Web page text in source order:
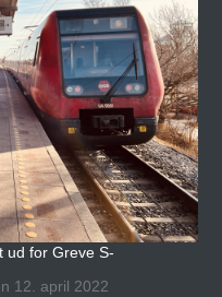
ud for Greve S-
12. april 2022